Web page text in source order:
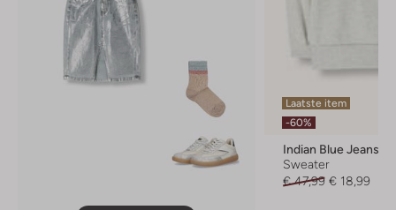
Laatste item
-60%
Indian Blue Jeans
Sweater
€ 47,99 € 18,99